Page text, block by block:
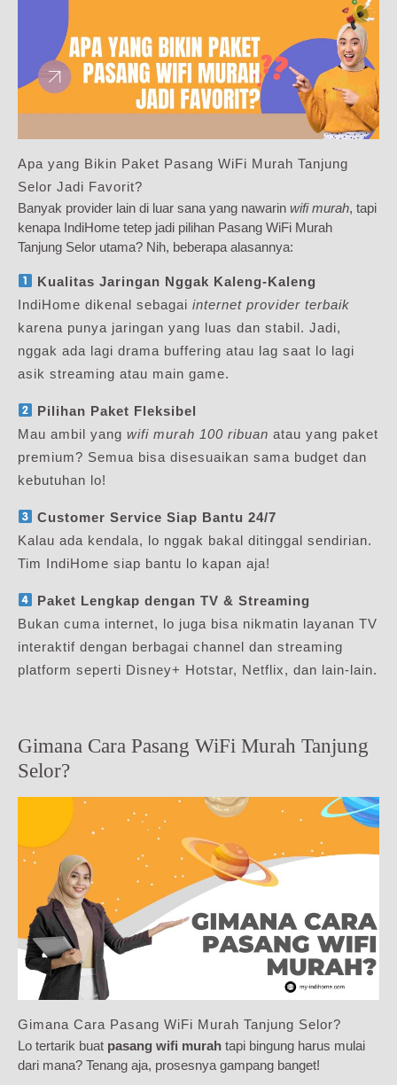
Apa yang Bikin Paket Pasang WiFi Murah Tanjung
Selor Jadi Favorit?
Banyak provider lain di luar sana yang nawarin wifi murah, tapi
kenapa IndiHome tetep jadi pilihan Pasang WiFi Murah
Tanjung Selor utama? Nih, beberapa alasannya:
Kualitas Jaringan Nggak Kaleng-Kaleng
IndiHome dikenal sebagai internet provider terbaik
karena punya jaringan yang luas dan stabil. Jadi,
nggak ada lagi drama buffering atau lag saat lo lagi
asik streaming atau main game.
Pilihan Paket Fleksibel
Mau ambil yang wifi murah 100 ribuan atau yang paket
premium? Semua bisa disesuaikan sama budget dan
kebutuhan lo!
Customer Service Siap Bantu 24/7
Kalau ada kendala, lo nggak bakal ditinggal sendirian.
Tim IndiHome siap bantu lo kapan aja!
Paket Lengkap dengan TV & Streaming
Bukan cuma internet, lo juga bisa nikmatin layanan TV
interaktif dengan berbagai channel dan streaming
platform seperti Disney+ Hotstar, Netflix, dan lain-lain.
Gimana Cara Pasang WiFi Murah Tanjung
Selor?
Gimana Cara Pasang WiFi Murah Tanjung Selor?
Lo tertarik buat pasang wifi murah tapi bingung harus mulai
dari mana? Tenang aja, prosesnya gampang banget!